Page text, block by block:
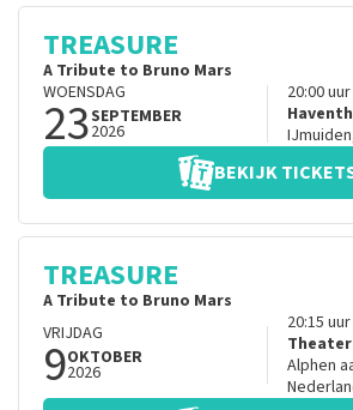
TREASURE
A Tribute to Bruno Mars
WOENSDAG
23SEPTEMBER
2026
20:00uur
IJmuiden
BEKIJK
TREASURE
A Tribute to Bruno Mars
VRIJDAG
9OKTOBER
2026
20:15 uur
Alphen